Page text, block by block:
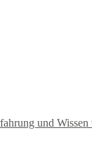
und Wissen